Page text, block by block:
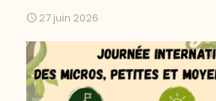
27 juin 2026